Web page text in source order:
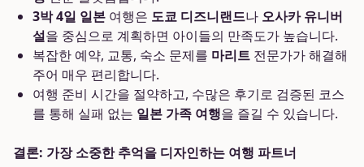
3박 4일 일본 여행은 도쿄 디즈니랜드나 오사카 유니버
설을 중심으로 계획하면 아이들의 만족도가 높습니다.
복잡한 예약, 교통, 숙소 문제를 마리트 전문가가 해결해
주어 매우 편리합니다.
여행 준비 시간을 절약하고, 수많은 후기로 검증된 코스
를 통해 실패 없는 일본 가족 여행을 즐길 수 있습니다.
결론: 가장 소중한 추억을 디자인하는 여행 파트너